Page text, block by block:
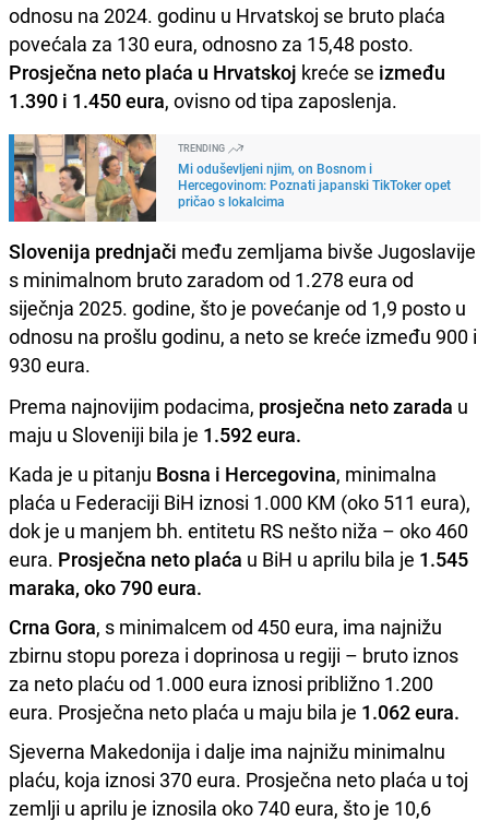
odnosu na 2024. godinu u Hrvatskoj se bruto plaća
povećala za 130 eura, odnosno za 15,48 posto.
Prosječna neto plaća u Hrvatskoj kreće se između
1.390 i 1.450 eura, ovisno od tipa zaposlenja.
TRENDING
Mi oduševljeni njim, on Bosnom i
Hercegovinom: Poznati japanski TikToker opet
pričao s lokalcima
Slovenija prednjači među zemljama bivše Jugoslavije
s minimalnom bruto zaradom od 1.278 eura od
siječnja 2025. godine, što je povećanje od 1,9 posto u
odnosu na prošlu godinu, a neto se kreće između 900 i
930 eura.
Prema najnovijim podacima, prosječna neto zarada u
maju u Sloveniji bila je 1.592 eura.
Kada je u pitanju Bosna i Hercegovina, minimalna
plaća u Federaciji BiH iznosi 1.000 KM (oko 511 eura),
dok je u manjem bh. entitetu RS nešto niža – oko 460
eura. Prosječna neto plaća u BiH u aprilu bila je 1.545
maraka, oko 790 eura.
Crna Gora, s minimalcem od 450 eura, ima najnižu
zbirnu stopu poreza i doprinosa u regiji – bruto iznos
za neto plaću od 1.000 eura iznosi približno 1.200
eura. Prosječna neto plaća u maju bila je 1.062 eura.
Sjeverna Makedonija i dalje ima najnižu minimalnu
plaću, koja iznosi 370 eura. Prosječna neto plaća u toj
zemlji u aprilu je iznosila oko 740 eura, što je 10,6